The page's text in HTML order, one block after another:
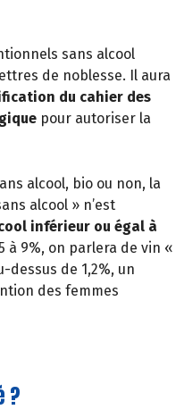
sans alcool
de noblesse. Il aura
du cahier des
pour autoriser la
alcool, bio ou non, la
alcool » n’est
inférieur ou égal à
à 9%, on parlera de vin «
dessus de 1,2%, un
des femmes
?